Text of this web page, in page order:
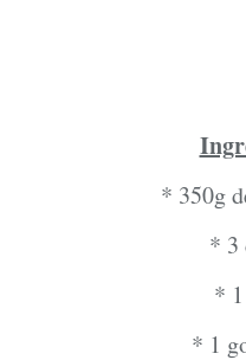
* 350g
* 3
*
* 1